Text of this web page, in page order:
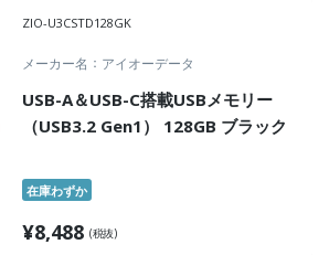
ZIO-U3CSTD128GK
メーカー名 アイオーデータ
USB-A＆USB-C搭載USBメモリー
（USB3.2 Gen1） 128GB ブラック
在庫わずか
¥8,488 (税抜)